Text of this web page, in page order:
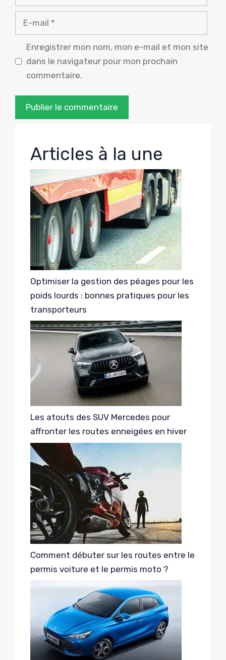
mail
Enregistrer mon nom, mon e-mail et mon site
dans le navigateur pour mon prochain
commentaire.
Articles à la une
Optimiser la gestion des péages pour les
poids lourds : bonnes pratiques pour les
transporteurs
Les atouts des SUV Mercedes pour
affronter les routes enneigées en hiver
Comment débuter sur les routes entre le
permis voiture et le permis moto ?